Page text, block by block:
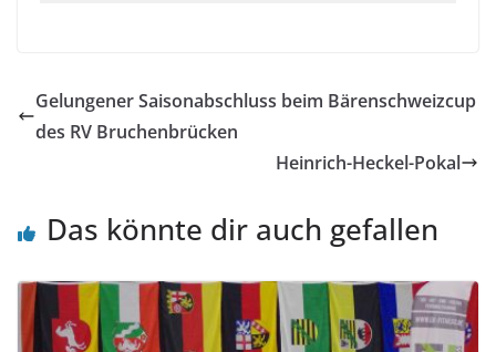
Gelungener Saisonabschluss beim Bärenschweizcup
des RV Bruchenbrücken
Heinrich-Heckel-Pokal
Das könnte dir auch gefallen